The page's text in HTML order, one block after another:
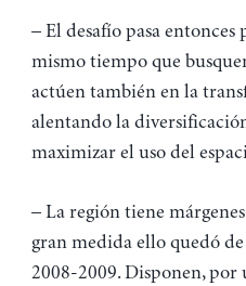
– El desafío pasa
mismo tiempo que
actúen también en la
alentando la
maximizar el uso del
– La región tiene
gran medida ello quedó
2008-2009. Disponen, por